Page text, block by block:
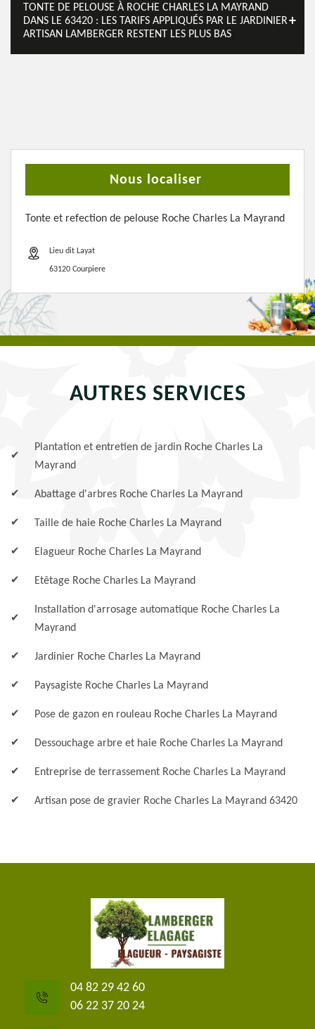
TONTE DE PELOUSE À ROCHE CHARLES LA MAYRAND
DANS LE 63420 : LES TARIFS APPLIQUÉS PAR LE JARDINIER
ARTISAN LAMBERGER RESTENT LES PLUS BAS
Nous localiser
Tonte et refection de pelouse Roche Charles La Mayrand
Lieu dit Layat
63120 Courpiere
AUTRES SERVICES
Plantation et entretien de jardin Roche Charles La
Mayrand
Abattage d'arbres Roche Charles La Mayrand
Taille de haie Roche Charles La Mayrand
Elagueur Roche Charles La Mayrand
Etêtage Roche Charles La Mayrand
Installation d'arrosage automatique Roche Charles La
Mayrand
Jardinier Roche Charles La Mayrand
Paysagiste Roche Charles La Mayrand
Pose de gazon en rouleau Roche Charles La Mayrand
Dessouchage arbre et haie Roche Charles La Mayrand
Entreprise de terrassement Roche Charles La Mayrand
Artisan pose de gravier Roche Charles La Mayrand 63420
04 82 29 42 60
06 22 37 20 24